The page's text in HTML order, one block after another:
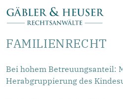
FAMILIENRECHT
Bei hohem Betreuungsanteil:
Herabgruppierung des